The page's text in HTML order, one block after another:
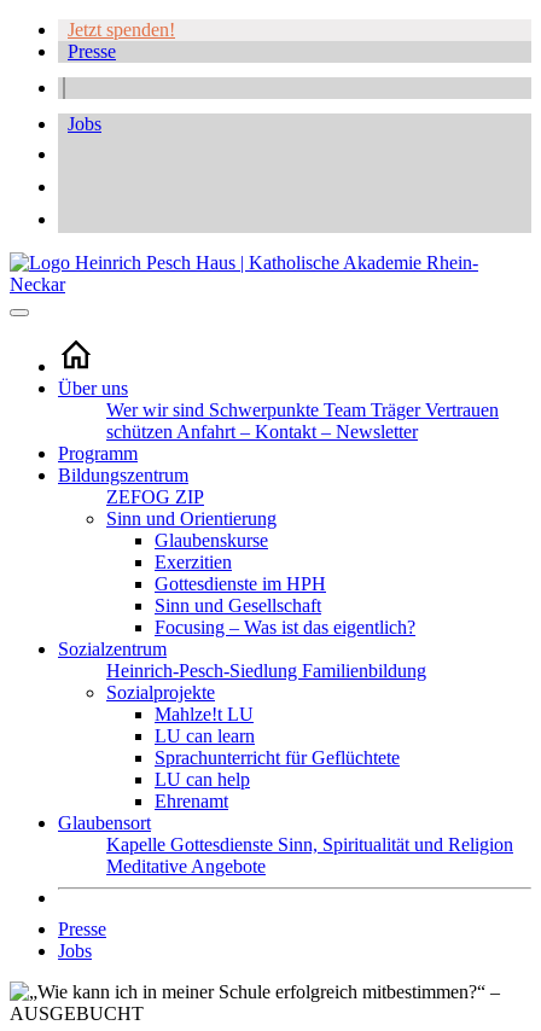
Jetzt spenden!
Presse
Jobs
Über uns
Wer wir sind Schwerpunkte Team TrägerVertrauen
schützen Anfahrt – Kontakt – Newsletter
Programm
Bildungszentrum
ZEFOG ZIP
Sinn und Orientierung
Glaubenskurse
Exerzitien
Gottesdienste im HPH
Sinn und Gesellschaft
Focusing – Was ist das eigentlich?
Sozialzentrum
Heinrich-Pesch-Siedlung Familienbildung
Sozialprojekte
Mahlze!t LU
LU can learn
Sprachunterricht für Geflüchtete
LU can help
Ehrenamt
Glaubensort
Kapelle Gottesdienste Sinn, Spiritualität und Religion
Meditative Angebote
Presse
Jobs